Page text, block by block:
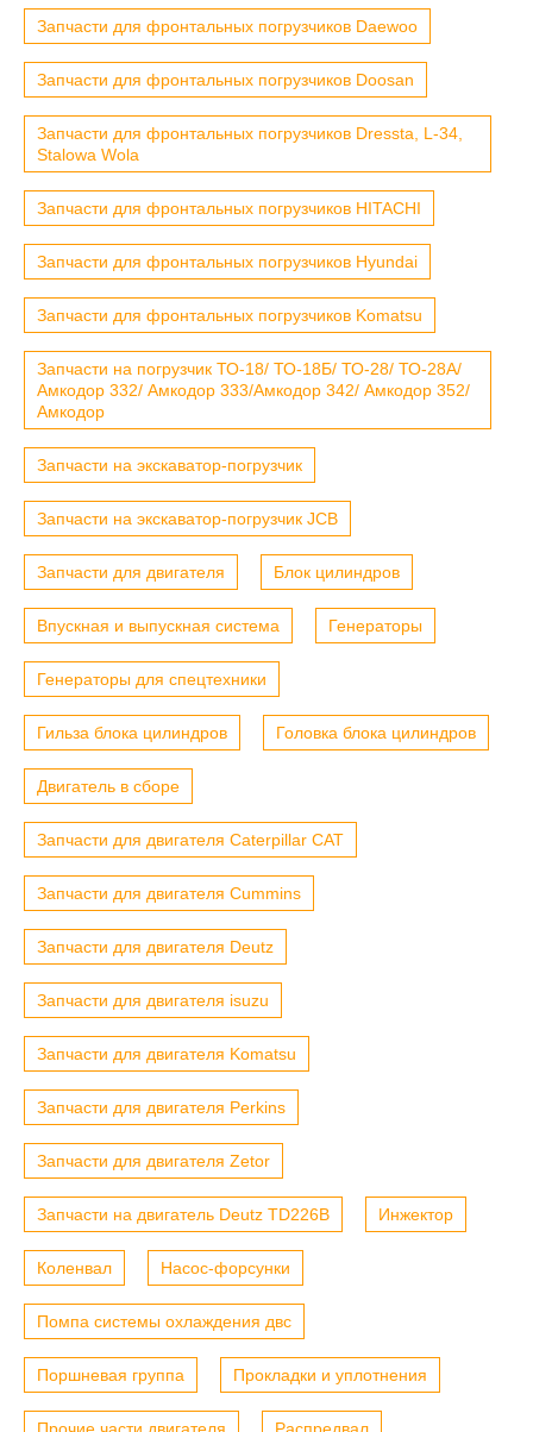
Запчасти для фронтальных погрузчиков Daewoo
Запчасти для фронтальных погрузчиков Doosan
Запчасти для фронтальных погрузчиков Dressta, L-34,
Stalowa Wola
Запчасти для фронтальных погрузчиков HITACHI
Запчасти для фронтальных погрузчиков Hyundai
Запчасти для фронтальных погрузчиков Komatsu
Запчасти на погрузчик ТО-18/ ТО-18Б/ ТО-28/ ТО-28А/
Амкодор 332/ Амкодор 333/Амкодор 342/ Амкодор 352/
Амкодор
Запчасти на экскаватор-погрузчик
Запчасти на экскаватор-погрузчик JCB
Запчасти для двигателя Блок цилиндров
Впускная и выпускная система Генераторы
Генераторы для спецтехники
Гильза блока цилиндров Головка блока цилиндров
Двигатель в сборе
Запчасти для двигателя Caterpillar CAT
Запчасти для двигателя Cummins
Запчасти для двигателя Deutz
Запчасти для двигателя isuzu
Запчасти для двигателя Komatsu
Запчасти для двигателя Perkins
Запчасти для двигателя Zetor
Запчасти на двигатель Deutz TD226B Инжектор
Коленвал Насос-форсунки
Помпа системы охлаждения двс
Поршневая группа Прокладки и уплотнения
Прочие части двигателя Распредвал